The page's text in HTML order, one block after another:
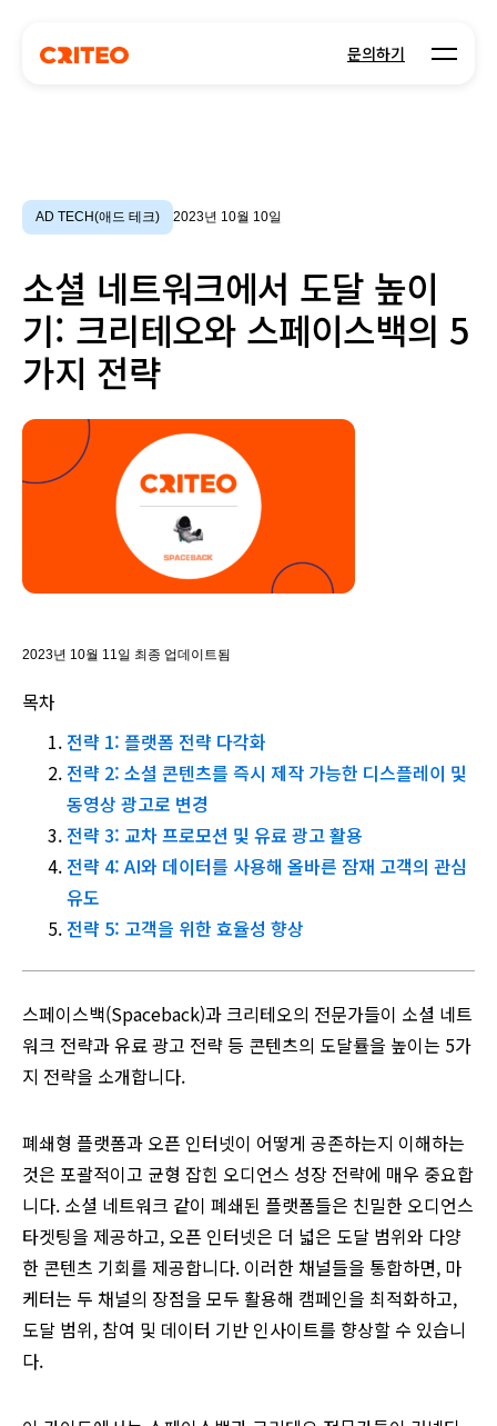
문의하기 Open
AD TECH(애드 테크) 2023년 10월 10일
소셜 네트워크에서 도달 높이
기: 크리테오와 스페이스백의 5
가지 전략
2023년 10월 11일 최종 업데이트됨
목차
전략 1: 플랫폼 전략 다각화
전략 2: 소셜 콘텐츠를 즉시 제작 가능한 디스플레이 및
동영상 광고로 변경
전략 3: 교차 프로모션 및 유료 광고 활용
전략 4: AI와 데이터를 사용해 올바른 잠재 고객의 관심
유도
전략 5: 고객을 위한 효율성 향상
스페이스백(Spaceback)과 크리테오의 전문가들이 소셜 네트
워크 전략과 유료 광고 전략 등 콘텐츠의 도달률을 높이는 5가
지 전략을 소개합니다.
폐쇄형 플랫폼과 오픈 인터넷이 어떻게 공존하는지 이해하는
것은 포괄적이고 균형 잡힌 오디언스 성장 전략에 매우 중요합
니다. 소셜 네트워크 같이 폐쇄된 플랫폼들은 친밀한 오디언스
타겟팅을 제공하고, 오픈 인터넷은 더 넓은 도달 범위와 다양
한 콘텐츠 기회를 제공합니다. 이러한 채널들을 통합하면, 마
케터는 두 채널의 장점을 모두 활용해 캠페인을 최적화하고,
도달 범위, 참여 및 데이터 기반 인사이트를 향상할 수 있습니
다.